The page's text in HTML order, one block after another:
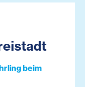
beim